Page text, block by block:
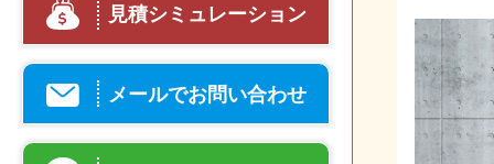
見積シミュレーション
メールでお問い合わせ